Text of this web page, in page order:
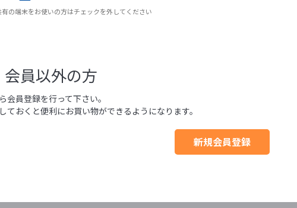
有の端末をお使いの方はチェックを外してください
員以外の方
員登録を行って下さい。
おくと便利にお買い物ができるようになります。